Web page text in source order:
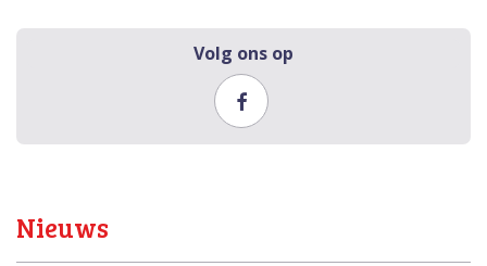
Volg ons op
Nieuws